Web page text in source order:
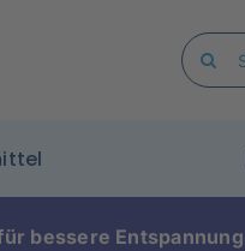
Search
for:
bessere